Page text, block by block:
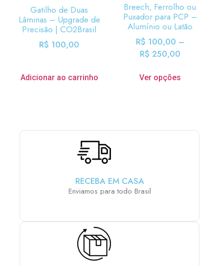
Gatilho de Duas
Lâminas – Upgrade de
Precisão | CO2Brasil
R$ 100,00
Adicionar ao carrinho
Breech, Ferrolho ou
Puxador para PCP –
Alumínio ou Latão
R$ 100,00 –
R$ 250,00
Ver opções
RECEBA EM CASA
Enviamos para todo Brasil